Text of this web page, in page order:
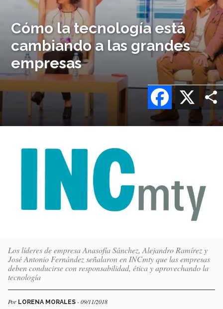
Cómo la tecnología está
cambiando a las grandes
empresas
X
Facebook
Los líderes de empresa Anasofía Sánchez, Alejandro Ramírez y
José Antonio Fernández señalaron en INCmty que las empresas
deben conducirse con responsabilidad, ética y aprovechando la
tecnología
Por LORENA MORALES - 09/11/2018